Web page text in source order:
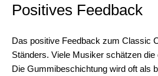
Positives Feedback
Das positive Feedback zum Classic
Ständers. Viele Musiker schätzen
Die Gummibeschichtung wird oft als